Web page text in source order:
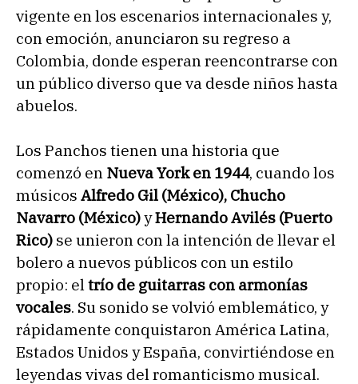
vigente en los escenarios internacionales y,
con emoción, anunciaron su regreso a
Colombia, donde esperan reencontrarse con
un público diverso que va desde niños hasta
abuelos.
Los Panchos tienen una historia que
comenzó en Nueva York en 1944, cuando los
músicos Alfredo Gil (México), Chucho
Navarro (México)yHernando Avilés (Puerto
Rico) se unieron con la intención de llevar el
bolero a nuevos públicos con un estilo
propio: el trío de guitarras con armonías
vocales. Su sonido se volvió emblemático, y
rápidamente conquistaron América Latina,
Estados Unidos y España, convirtiéndose en
leyendas vivas del romanticismo musical.